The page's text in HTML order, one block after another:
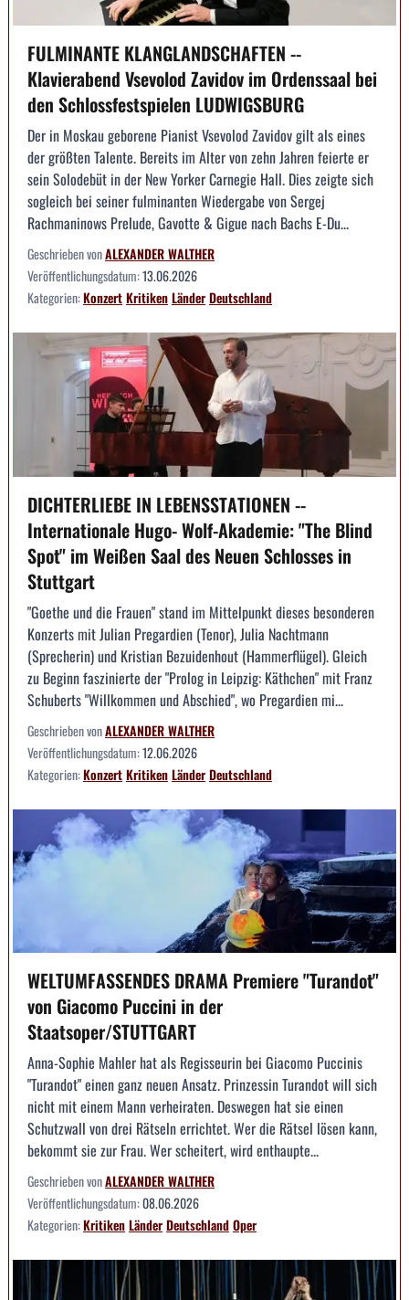
FULMINANTE KLANGLANDSCHAFTEN --
Klavierabend Vsevolod Zavidov im Ordenssaal bei
den Schlossfestspielen LUDWIGSBURG
Der in Moskau geborene Pianist Vsevolod Zavidov gilt als eines
der größten Talente. Bereits im Alter von zehn Jahren feierte er
sein Solodebüt in der New Yorker Carnegie Hall. Dies zeigte sich
sogleich bei seiner fulminanten Wiedergabe von Sergej
Rachmaninows Prelude, Gavotte & Gigue nach Bachs E-Du...
Geschrieben vonALEXANDER WALTHER
Veröffentlichungsdatum:13.06.2026
Kategorien:KonzertKritikenLänderDeutschland
DICHTERLIEBE IN LEBENSSTATIONEN --
Internationale Hugo- Wolf-Akademie: "The Blind
Spot" im Weißen Saal des Neuen Schlosses in
Stuttgart
"Goethe und die Frauen" stand im Mittelpunkt dieses besonderen
Konzerts mit Julian Pregardien (Tenor), Julia Nachtmann
(Sprecherin) und Kristian Bezuidenhout (Hammerflügel). Gleich
zu Beginn faszinierte der "Prolog in Leipzig: Käthchen" mit Franz
Schuberts "Willkommen und Abschied", wo Pregardien mi...
Geschrieben vonALEXANDER WALTHER
Veröffentlichungsdatum:12.06.2026
Kategorien:KonzertKritikenLänderDeutschland
WELTUMFASSENDES DRAMA Premiere "Turandot"
von Giacomo Puccini in der
Staatsoper/STUTTGART
Anna-Sophie Mahler hat als Regisseurin bei Giacomo Puccinis
"Turandot" einen ganz neuen Ansatz. Prinzessin Turandot will sich
nicht mit einem Mann verheiraten. Deswegen hat sie einen
Schutzwall von drei Rätseln errichtet. Wer die Rätsel lösen kann,
bekommt sie zur Frau. Wer scheitert, wird enthaupte...
Geschrieben vonALEXANDER WALTHER
Veröffentlichungsdatum:08.06.2026
Kategorien:KritikenLänderDeutschlandOper